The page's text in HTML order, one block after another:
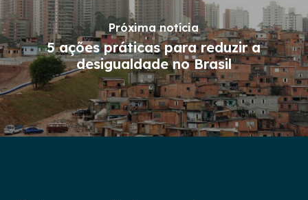
Próxima notícia
5 ações práticas para reduzir a
desigualdade no Brasil